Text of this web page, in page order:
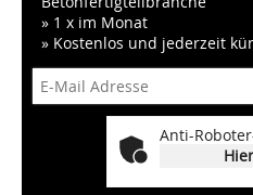
» 1 x im Monat
» Kostenlos und jederzeit
Anti-